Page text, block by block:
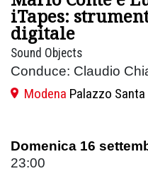
iTapes:
digitale
Sound Objects
Conduce: Claudio
Modena Palazzo
Domenica 16
23:00